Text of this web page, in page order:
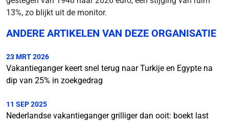
13%, zo blijkt uit de monitor.
ANDERE ARTIKELEN VAN DEZE ORGANISATIE
23 MRT 2026
Vakantieganger keert snel terug naar Turkije en Egypte na
dip van 25% in zoekgedrag
11 SEP 2025
Nederlandse vakantieganger grilliger dan ooit: boekt last